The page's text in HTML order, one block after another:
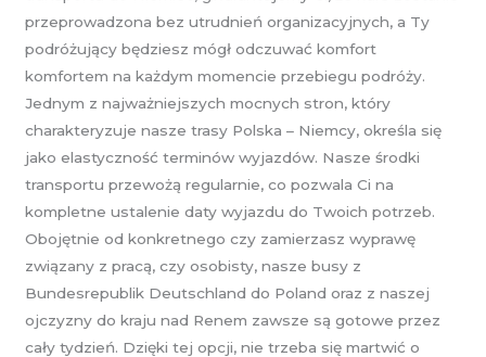
przeprowadzona bez utrudnień organizacyjnych, a Ty
podróżujący będziesz mógł odczuwać komfort
komfortem na każdym momencie przebiegu podróży.
Jednym z najważniejszych mocnych stron, który
charakteryzuje nasze trasy Polska – Niemcy, określa się
jako elastyczność terminów wyjazdów. Nasze środki
transportu przewożą regularnie, co pozwala Ci na
kompletne ustalenie daty wyjazdu do Twoich potrzeb.
Obojętnie od konkretnego czy zamierzasz wyprawę
związany z pracą, czy osobisty, nasze busy z
Bundesrepublik Deutschland do Poland oraz z naszej
ojczyzny do kraju nad Renem zawsze są gotowe przez
cały tydzień. Dzięki tej opcji, nie trzeba się martwić o